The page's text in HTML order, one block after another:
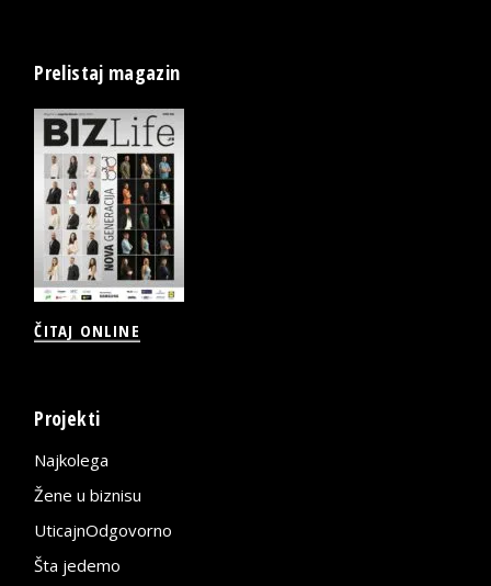
Prelistaj magazin
ČITAJ ONLINE
Projekti
Najkolega
Žene u biznisu
UticajnOdgovorno
Šta jedemo